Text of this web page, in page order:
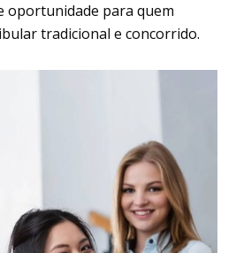
oportunidade para quem
tradicional e concorrido.